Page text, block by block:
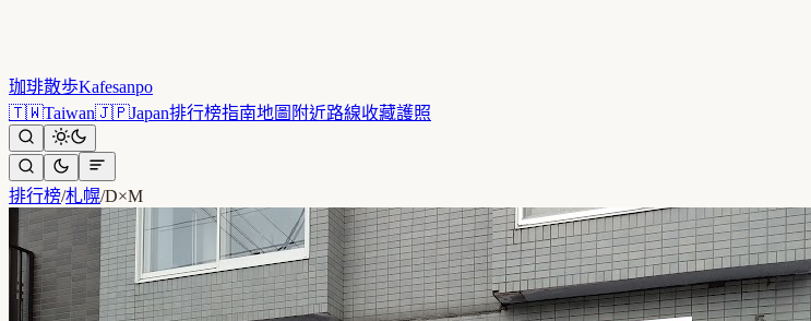
珈琲散歩Kafesanpo
🇹🇼Taiwan🇯🇵Japan排行榜指南地圖 附近路線收藏護照
排行榜/札幌/D×M